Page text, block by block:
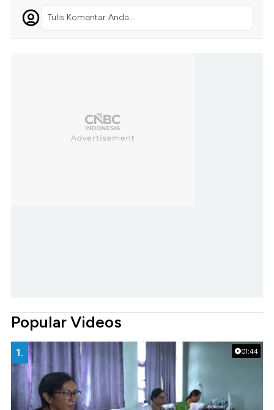
Tulis Komentar Anda...
Popular Videos
01:44
1.